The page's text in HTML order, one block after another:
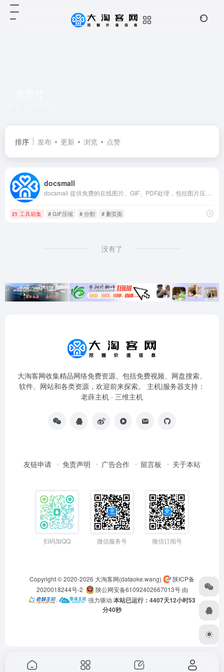
排序 发布 更新 浏览 点赞
docsmall
工具箱集 # GIF压缩 # 分割 # 删页面
没有了
大淘客网收集精品网络免费资源、包括免费视频、网盘搜索、
软件、网站和各类资源，欢迎前来探索。 主机|服务器支持：
老薛主机 · 三维主机
友链申请 免责声明 广告合作 留言板 关于本站
扫码加QQ 微信服务号 微信订阅号
Copyright © 2020-2026 大淘客网(dataoke.wang)
陕ICP备
2020018244号-2
陕公网安备61092402667013号由
·
强力驱动 本站已运行：4407天12小时53
分41秒